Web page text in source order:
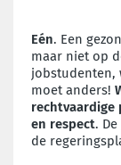
Eén. Een
maar niet op
jobstudenten,
moet anders!
rechtvaardige
en respect.
de